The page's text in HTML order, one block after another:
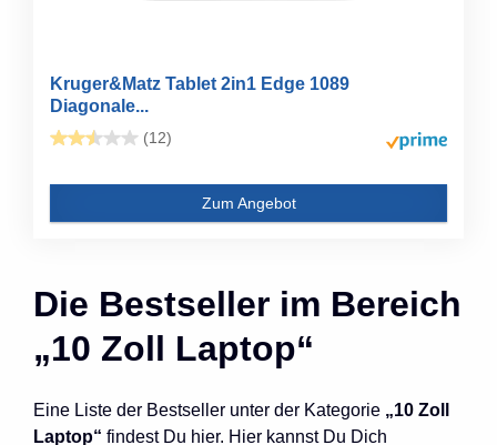
Kruger&Matz Tablet 2in1 Edge 1089
Diagonale...
(12)
Zum Angebot
Die Bestseller im Bereich
„10 Zoll Laptop“
Eine Liste der Bestseller unter der Kategorie „10 Zoll
Laptop“ findest Du hier. Hier kannst Du Dich